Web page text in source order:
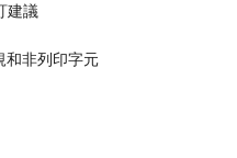
建議
和非列印字元